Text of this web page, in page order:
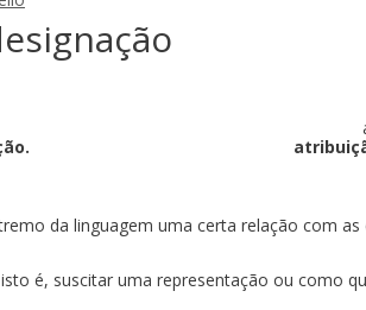
da linguagem uma certa relação com
é, suscitar uma representação ou como